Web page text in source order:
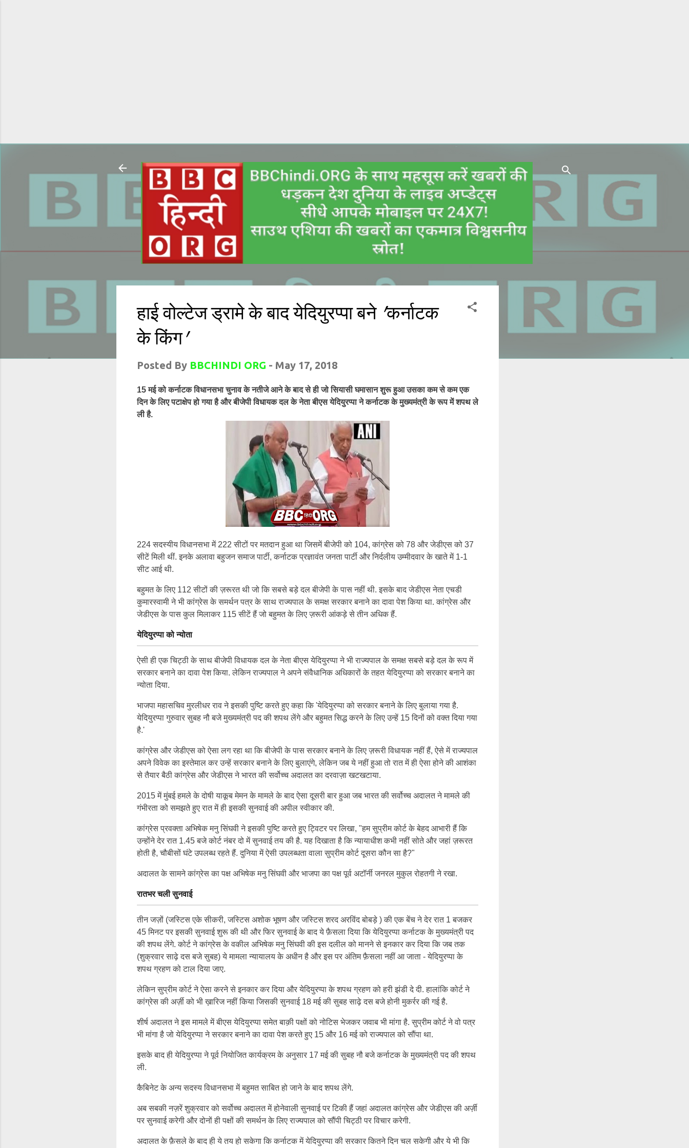
हाई वोल्टेज ड्रामे के बाद येदियुरप्पा बने 'कर्नाटक
के किंग'
Posted By BBCHINDI ORG - May 17, 2018
15 मई को कर्नाटक विधानसभा चुनाव के नतीजे आने के बाद से ही जो सियासी घमासान शुरू हुआ उसका कम से कम एक
दिन के लिए पटाक्षेप हो गया है और बीजेपी विधायक दल के नेता बीएस येदियुरप्पा ने कर्नाटक के मुख्यमंत्री के रूप में शपथ ले
ली है.
224 सदस्यीय विधानसभा में 222 सीटों पर मतदान हुआ था जिसमें बीजेपी को 104, कांग्रेस को 78 और जेडीएस को 37
सीटें मिली थीं. इनके अलावा बहुजन समाज पार्टी, कर्नाटक प्रज्ञावंत जनता पार्टी और निर्दलीय उम्मीदवार के खाते में 1-1
सीट आई थी.
बहुमत के लिए 112 सीटों की ज़रूरत थी जो कि सबसे बड़े दल बीजेपी के पास नहीं थी. इसके बाद जेडीएस नेता एचडी
कुमारस्वामी ने भी कांग्रेस के समर्थन पत्र के साथ राज्यपाल के समक्ष सरकार बनाने का दावा पेश किया था. कांग्रेस और
जेडीएस के पास कुल मिलाकर 115 सीटें हैं जो बहुमत के लिए ज़रूरी आंकड़े से तीन अधिक हैं.
येदियुरप्पा को न्योता
ऐसी ही एक चिट्ठी के साथ बीजेपी विधायक दल के नेता बीएस येदियुरप्पा ने भी राज्यपाल के समक्ष सबसे बड़े दल के रूप में
सरकार बनाने का दावा पेश किया. लेकिन राज्यपाल ने अपने संवैधानिक अधिकारों के तहत येदियुरप्पा को सरकार बनाने का
न्योता दिया.
भाजपा महासचिव मुरलीधर राव ने इसकी पुष्टि करते हुए कहा कि 'येदियुरप्पा को सरकार बनाने के लिए बुलाया गया है.
येदियुरप्पा गुरुवार सुबह नौ बजे मुख्यमंत्री पद की शपथ लेंगे और बहुमत सिद्ध करने के लिए उन्हें 15 दिनों को वक्त दिया गया
है.'
कांग्रेस और जेडीएस को ऐसा लग रहा था कि बीजेपी के पास सरकार बनाने के लिए ज़रूरी विधायक नहीं हैं, ऐसे में राज्यपाल
अपने विवेक का इस्तेमाल कर उन्हें सरकार बनाने के लिए बुलाएंगे, लेकिन जब ये नहीं हुआ तो रात में ही ऐसा होने की आशंका
से तैयार बैठी कांग्रेस और जेडीएस ने भारत की सर्वोच्च अदालत का दरवाज़ा खटखटाया.
2015 में मुंबई हमले के दोषी याकूब मेमन के मामले के बाद ऐसा दूसरी बार हुआ जब भारत की सर्वोच्च अदालत ने मामले की
गंभीरता को समझते हुए रात में ही इसकी सुनवाई की अपील स्वीकार की.
कांग्रेस प्रवक्ता अभिषेक मनु सिंघवी ने इसकी पुष्टि करते हुए ट्विटर पर लिखा, "हम सुप्रीम कोर्ट के बेहद आभारी हैं कि
उन्होंने देर रात 1.45 बजे कोर्ट नंबर दो में सुनवाई तय की है. यह दिखाता है कि न्यायाधीश कभी नहीं सोते और जहां ज़रूरत
होती है, चौबीसों घंटे उपलब्ध रहते हैं. दुनिया में ऐसी उपलब्धता वाला सुप्रीम कोर्ट दूसरा कौन सा है?"
अदालत के सामने कांग्रेस का पक्ष अभिषेक मनु सिंघवी और भाजपा का पक्ष पूर्व अटॉर्नी जनरल मुकुल रोहतगी ने रखा.
रातभर चली सुनवाई
तीन जज़ों (जस्टिस एके सीकरी, जस्टिस अशोक भूषण और जस्टिस शरद अरविंद बोबड़े ) की एक बेंच ने देर रात 1 बजकर
45 मिनट पर इसकी सुनवाई शुरू की थी और फिर सुनवाई के बाद ये फ़ैसला दिया कि येदियुरप्पा कर्नाटक के मुख्यमंत्री पद
की शपथ लेंगे. कोर्ट ने कांग्रेस के वकील अभिषेक मनु सिंघवी की इस दलील को मानने से इनकार कर दिया कि जब तक
(शुक्रवार साढ़े दस बजे सुबह) ये मामला न्यायालय के अधीन है और इस पर अंतिम फ़ैसला नहीं आ जाता - येदियुरप्पा के
शपथ ग्रहण को टाल दिया जाए.
लेकिन सुप्रीम कोर्ट ने ऐसा करने से इनकार कर दिया और येदियुरप्पा के शपथ ग्रहण को हरी झंडी दे दी. हालांकि कोर्ट ने
कांग्रेस की अर्ज़ी को भी ख़ारिज नहीं किया जिसकी सुनवाई 18 मई की सुबह साढ़े दस बजे होनी मुकर्रर की गई है.
शीर्ष अदालत ने इस मामले में बीएस येदियुरप्पा समेत बाक़ी पक्षों को नोटिस भेजकर जवाब भी मांगा है. सुप्रीम कोर्ट ने वो पत्र
भी मांगा है जो येदियुरप्पा ने सरकार बनाने का दावा पेश करते हुए 15 और 16 मई को राज्यपाल को सौंपा था.
इसके बाद ही येदियुरप्पा ने पूर्व नियोजित कार्यक्रम के अनुसार 17 मई की सुबह नौ बजे कर्नाटक के मुख्यमंत्री पद की शपथ
ली.
कैबिनेट के अन्य सदस्य विधानसभा में बहुमत साबित हो जाने के बाद शपथ लेंगे.
अब सबकी नज़रें शुक्रवार को सर्वोच्च अदालत में होनेवाली सुनवाई पर टिकी हैं जहां अदालत कांग्रेस और जेडीएस की अर्ज़ी
पर सुनवाई करेगी और दोनों ही पक्षों की समर्थन के लिए राज्यपाल को सौंपी चिट्ठी पर विचार करेगी.
अदालत के फ़ैसले के बाद ही ये तय हो सकेगा कि कर्नाटक में येदियुरप्पा की सरकार कितने दिन चल सकेगी और ये भी कि